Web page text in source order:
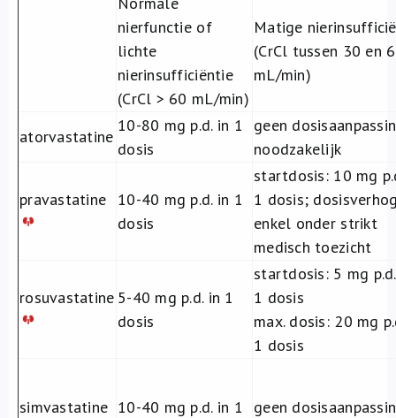
nierfunctie of
lichte
nierinsufficiëntie
(CrCl > 60 mL/min)
Matige
(CrCl tussen 30 en
mL/min)
atorvastatine
10-80 mg p.d. in 1
dosis
geen
noodzakelijk
pravastatine
10-40 mg p.d. in 1
dosis
startdosis: 10 mg
1 dosis;
enkel onder strikt
medisch toezicht
rosuvastatine 5-40 mg p.d. in 1
dosis
startdosis: 5 mg
1 dosis
max. dosis: 20 mg
1 dosis
simvastatine 10-40 mg p.d. in 1
geen